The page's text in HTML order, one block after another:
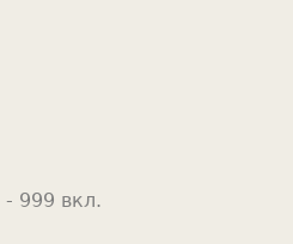
- 999 вкл.